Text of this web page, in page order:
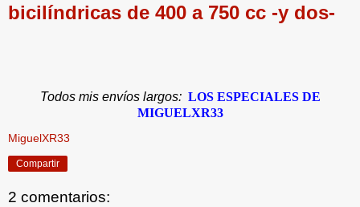
bicilíndricas de 400 a 750 cc -y dos-
Todos mis envíos largos: LOS ESPECIALES DE
MIGUELXR33
MiguelXR33
Compartir
2 comentarios: